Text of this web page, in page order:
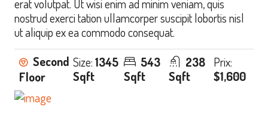
erat volutpat. Ut wisi enim ad minim veniam, quis
nostrud exerci tation ullamcorper suscipit lobortis nisl
ut aliquip ex ea commodo consequat.
Second
Floor
Size:1345
Sqft
543
Sqft
238
Sqft
Prix:
$1,600